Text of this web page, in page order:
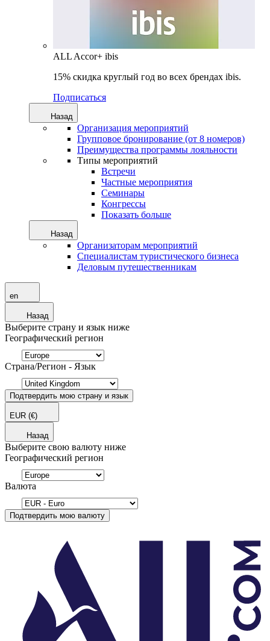
ALL Accor+ ibis
15% скидка круглый год во всех брендах ibis.
Подписаться
Назад
Организация мероприятий
Групповое бронирование (от 8 номеров)
Преимущества программы лояльности
Типы мероприятий
Встречи
Частные мероприятия
Семинары
Конгрессы
Показать больше
Назад
Организаторам мероприятий
Специалистам туристического бизнеса
Деловым путешественникам
en
Назад
Выберите страну и язык ниже
Географический регион
Страна/Регион - Язык
Подтвердить мою страну и язык
EUR (€)
Назад
Выберите свою валюту ниже
Географический регион
Валюта
Подтвердить мою валюту